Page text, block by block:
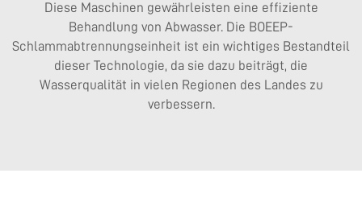
Diese Maschinen gewährleisten eine effiziente
Behandlung von Abwasser. Die BOEEP-
Schlammabtrennungseinheit ist ein wichtiges Bestandteil
dieser Technologie, da sie dazu beiträgt, die
Wasserqualität in vielen Regionen des Landes zu
verbessern.